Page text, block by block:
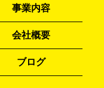
事業内容
会社概要
ブログ